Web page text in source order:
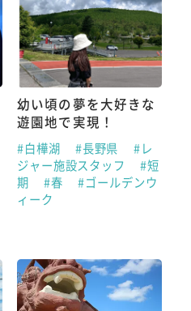
幼い頃の夢を大好きな
遊園地で実現！
#白樺湖 #長野県
#レ
ジャー施設スタッフ
#短
期
#春
#ゴールデンウ
ィーク